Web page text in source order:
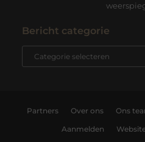
Bericht categorie
Partners Over ons Ons
Aanmelden